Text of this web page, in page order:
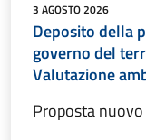
3 AGOSTO 2026
Deposito della
governo del
Valutazione
Proposta nuovo